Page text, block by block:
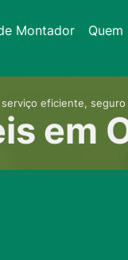
Montador Quem
eficiente,
em